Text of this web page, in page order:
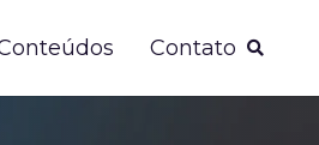
Contato